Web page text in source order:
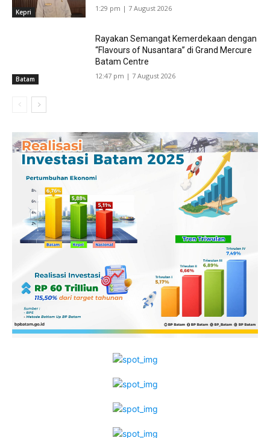
Kepri 1:29 pm | 7 August 2026
Batam
Rayakan Semangat Kemerdekaan dengan
“Flavours of Nusantara” di Grand Mercure
Batam Centre
12:47 pm | 7 August 2026